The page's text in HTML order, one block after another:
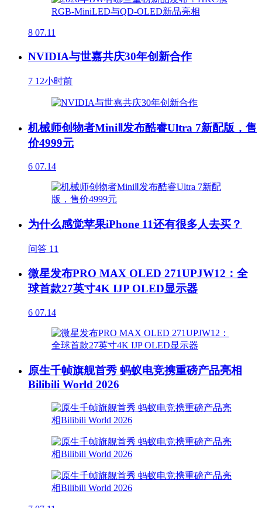
8 07.11
NVIDIA与世嘉共庆30年创新合作
7 12小时前
机械师创物者MiniⅡ发布酷睿Ultra 7新配版，售
价4999元
6 07.14
为什么感觉苹果iPhone 11还有很多人去买？
问答 11
微星发布PRO MAX OLED 271UPJW12：全
球首款27英寸4K IJP OLED显示器
6 07.14
原生千帧旗舰首秀 蚂蚁电竞携重磅产品亮相
Bilibili World 2026